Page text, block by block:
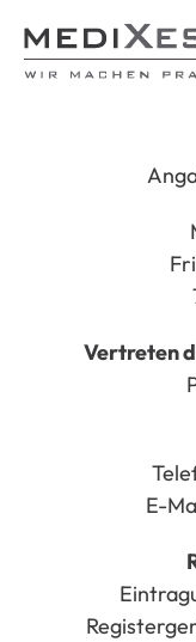
content
Vertreten
E-